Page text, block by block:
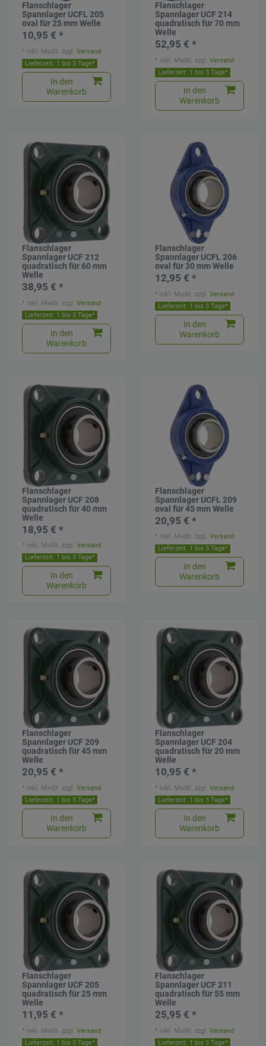
Flanschlager
Spannlager UCFL 205
oval für 25 mm Welle
10,95 € *
Lieferzeit: 1 bis 3 Tage*
In den
Warenkorb
* inkl. MwSt. zzgl.Versand
Flanschlager
Spannlager UCF 214
quadratisch für 70 mm
Welle
52,95 € *
Lieferzeit: 1 bis 3 Tage*
In den
Warenkorb
* inkl. MwSt. zzgl.Versand
Flanschlager
Spannlager UCF 212
quadratisch für 60 mm
Welle
38,95 € *
Lieferzeit: 1 bis 3 Tage*
In den
Warenkorb
* inkl. MwSt. zzgl.Versand
Flanschlager
Spannlager UCFL 206
oval für 30 mm Welle
12,95 € *
Lieferzeit: 1 bis 3 Tage*
In den
Warenkorb
* inkl. MwSt. zzgl.Versand
Flanschlager
Spannlager UCF 208
quadratisch für 40 mm
Welle
18,95 € *
Lieferzeit: 1 bis 3 Tage*
In den
Warenkorb
* inkl. MwSt. zzgl.Versand
Flanschlager
Spannlager UCFL 209
oval für 45 mm Welle
20,95 € *
Lieferzeit: 1 bis 3 Tage*
In den
Warenkorb
* inkl. MwSt. zzgl.Versand
Flanschlager
Spannlager UCF 209
quadratisch für 45 mm
Welle
20,95 € *
Lieferzeit: 1 bis 3 Tage*
In den
Warenkorb
* inkl. MwSt. zzgl.Versand
Flanschlager
Spannlager UCF 204
quadratisch für 20 mm
Welle
10,95 € *
Lieferzeit: 1 bis 3 Tage*
In den
Warenkorb
* inkl. MwSt. zzgl.Versand
Flanschlager
Spannlager UCF 205
quadratisch für 25 mm
Welle
11,95 € *
Lieferzeit: 1 bis 3 Tage*
* inkl. MwSt. zzgl.Versand
Flanschlager
Spannlager UCF 211
quadratisch für 55 mm
Welle
25,95 € *
Lieferzeit: 1 bis 3 Tage*
* inkl. MwSt. zzgl.Versand